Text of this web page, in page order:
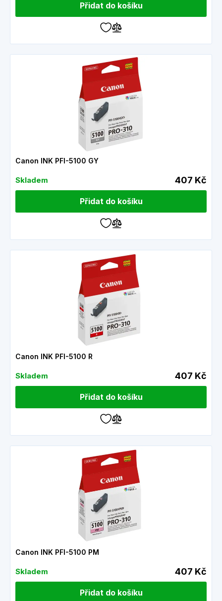
Přidat do košíku
Canon INK PFI-5100 GY
Skladem 407 Kč
Přidat do košíku
Canon INK PFI-5100 R
Skladem 407 Kč
Přidat do košíku
Canon INK PFI-5100 PM
Skladem 407 Kč
Přidat do košíku